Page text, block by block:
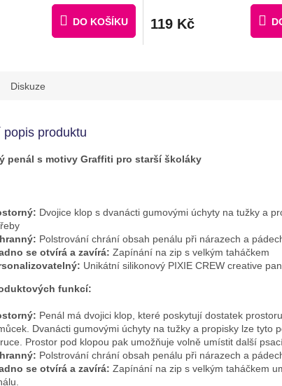
DO KOŠÍKU 119 Kč
Diskuze
popis produktu
penál s motivy Graffiti pro starší školáky
Dvojice klop s dvanácti gumovými úchyty na tužky a
Polstrování chrání obsah penálu při nárazech a
se otvírá a zavírá: Zapínání na zip s velkým taháčkem
Unikátní silikonový PIXIE CREW creative
funkcí:
Penál má dvojici klop, které poskytují dostatek
Dvanácti gumovými úchyty na tužky a propisky lze tyto
Prostor pod klopou pak umožňuje volně umístit další
Polstrování chrání obsah penálu při nárazech a
se otvírá a zavírá: Zapínání na zip s velkým taháčkem